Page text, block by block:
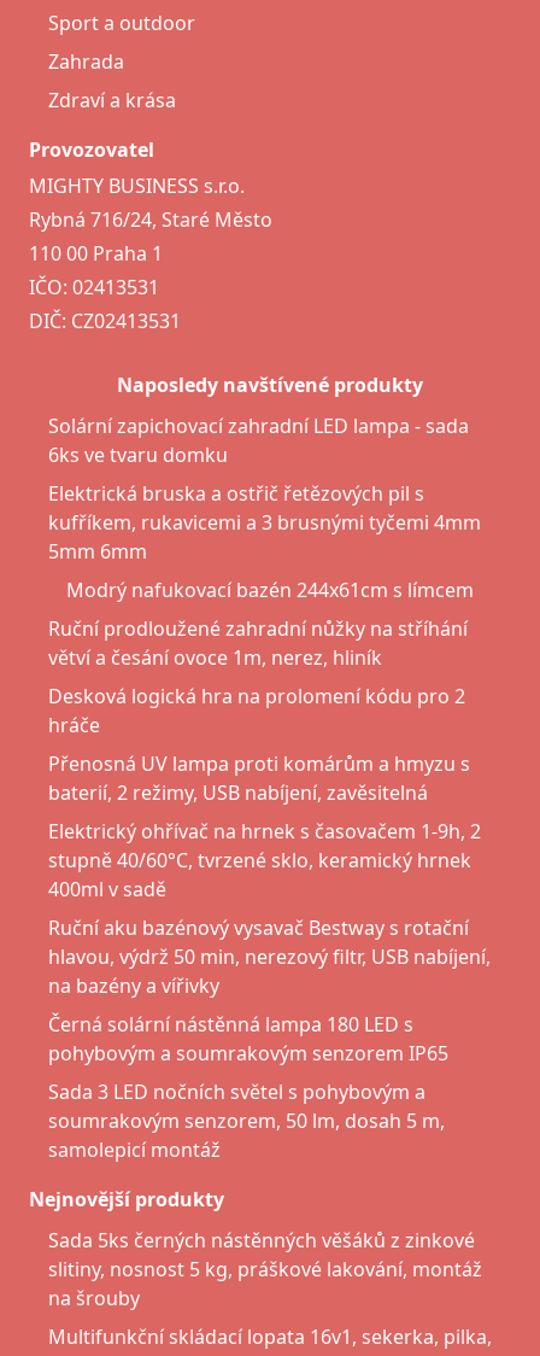
Sport a outdoor
Zahrada
Zdraví a krása
Provozovatel
MIGHTY BUSINESS s.r.o.
Rybná 716/24, Staré Město
110 00 Praha 1
IČO: 02413531
DIČ: CZ02413531
Naposledy navštívené produkty
Solární zapichovací zahradní LED lampa - sada
6ks ve tvaru domku
Elektrická bruska a ostřič řetězových pil s
kufříkem, rukavicemi a 3 brusnými tyčemi 4mm
5mm 6mm
Modrý nafukovací bazén 244x61cm s límcem
Ruční prodloužené zahradní nůžky na stříhání
větví a česání ovoce 1m, nerez, hliník
Desková logická hra na prolomení kódu pro 2
hráče
Přenosná UV lampa proti komárům a hmyzu s
baterií, 2 režimy, USB nabíjení, zavěsitelná
Elektrický ohřívač na hrnek s časovačem 1-9h, 2
stupně 40/60°C, tvrzené sklo, keramický hrnek
400ml v sadě
Ruční aku bazénový vysavač Bestway s rotační
hlavou, výdrž 50 min, nerezový filtr, USB nabíjení,
na bazény a vířivky
Černá solární nástěnná lampa 180 LED s
pohybovým a soumrakovým senzorem IP65
Sada 3 LED nočních světel s pohybovým a
soumrakovým senzorem, 50 lm, dosah 5 m,
samolepicí montáž
Nejnovější produkty
Sada 5ks černých nástěnných věšáků z zinkové
slitiny, nosnost 5 kg, práškové lakování, montáž
na šrouby
Multifunkční skládací lopata 16v1, sekerka, pilka,